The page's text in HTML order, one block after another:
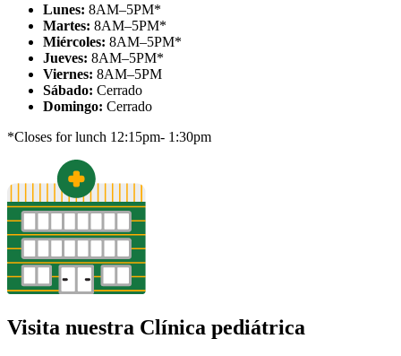
Lunes: 8AM–5PM*
Martes: 8AM–5PM*
Miércoles: 8AM–5PM*
Jueves: 8AM–5PM*
Viernes: 8AM–5PM
Sábado: Cerrado
Domingo: Cerrado
*Closes for lunch 12:15pm- 1:30pm
Visita nuestra Clínica pediátrica